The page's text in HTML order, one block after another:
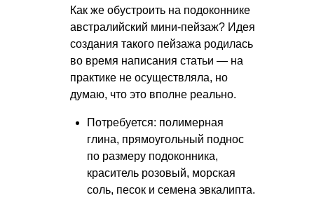
Как же обустроить на подоконнике
австралийский мини-пейзаж? Идея
создания такого пейзажа родилась
во время написания статьи — на
практике не осуществляла, но
думаю, что это вполне реально.
Потребуется: полимерная
глина, прямоугольный поднос
по размеру подоконника,
краситель розовый, морская
соль, песок и семена эвкалипта.